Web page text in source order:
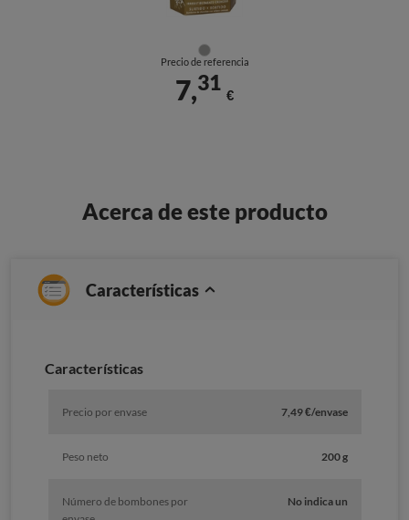
Precio de referencia
7,31
€
Acerca de este producto
Características
Características
Precio por envase 7,49 €/envase
Peso neto 200 g
Número de bombones por
No indica un